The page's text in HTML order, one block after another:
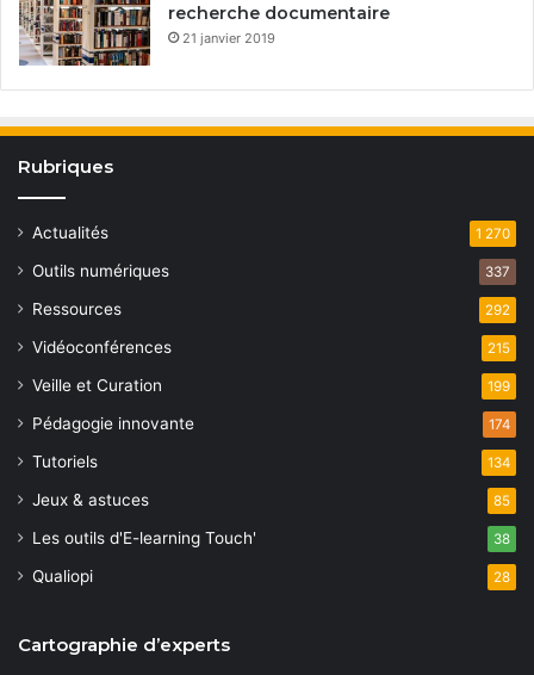
recherche documentaire
21 janvier 2019
Rubriques
Actualités 1 270
Outils numériques 337
Ressources 292
Vidéoconférences 215
Veille et Curation 199
Pédagogie innovante 174
Tutoriels 134
Jeux & astuces 85
Les outils d'E-learning Touch' 38
Qualiopi 28
Cartographie d’experts